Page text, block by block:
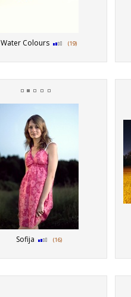
Water Colours (19)
Sofija (16)